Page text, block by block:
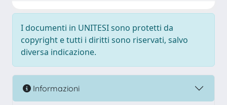
I documenti in UNITESI sono protetti da
copyright e tutti i diritti sono riservati, salvo
diversa indicazione.
Informazioni